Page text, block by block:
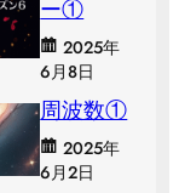
ー①
2025年
6月8日
周波数①
2025年
6月2日